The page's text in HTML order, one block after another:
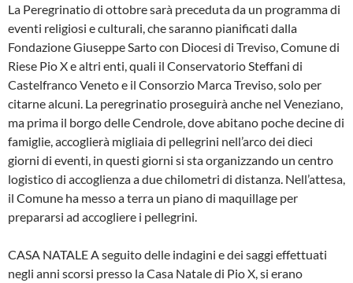
La Peregrinatio di ottobre sarà preceduta da un programma di
eventi religiosi e culturali, che saranno pianificati dalla
Fondazione Giuseppe Sarto con Diocesi di Treviso, Comune di
Riese Pio X e altri enti, quali il Conservatorio Steffani di
Castelfranco Veneto e il Consorzio Marca Treviso, solo per
citarne alcuni. La peregrinatio proseguirà anche nel Veneziano,
ma prima il borgo delle Cendrole, dove abitano poche decine di
famiglie, accoglierà migliaia di pellegrini nell’arco dei dieci
giorni di eventi, in questi giorni si sta organizzando un centro
logistico di accoglienza a due chilometri di distanza. Nell’attesa,
il Comune ha messo a terra un piano di maquillage per
prepararsi ad accogliere i pellegrini.
CASA NATALE A seguito delle indagini e dei saggi effettuati
negli anni scorsi presso la Casa Natale di Pio X, si erano